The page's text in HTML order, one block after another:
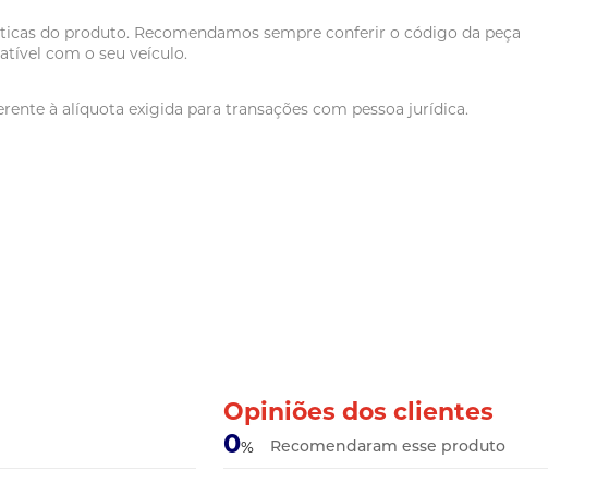
do produto. Recomendamos sempre conferir o código da peça
com o seu veículo.
à alíquota exigida para transações com pessoa jurídica.
Opiniões dos clientes
0% Recomendaram esse produto